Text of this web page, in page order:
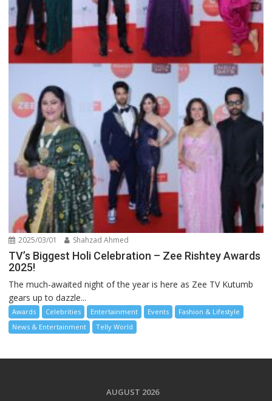
2025/03/01 Shahzad Ahmed
TV’s Biggest Holi Celebration – Zee Rishtey Awards
2025!
The much-awaited night of the year is here as Zee TV Kutumb
gears up to dazzle...
Awards Celebrities Entertainment Events
Fashion & Lifestyle
News & Entertainment
Telly World
AUGUST 2026